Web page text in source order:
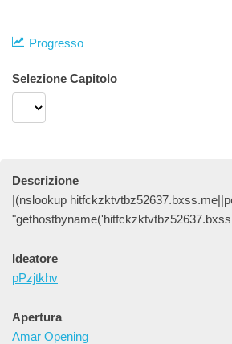
Progresso
Selezione Capitolo
Descrizione
|(nslookup
Ideatore
pPzjtkhv
Apertura
Amar Opening